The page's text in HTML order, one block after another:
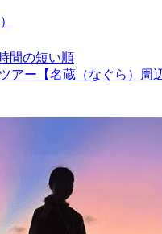
間の短い順
ー【名蔵（なぐら）周